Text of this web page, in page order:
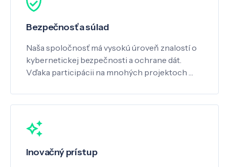
Bezpečnosť a súlad
Naša spoločnosť má vysokú úroveň znalostí o
kybernetickej bezpečnosti a ochrane dát.
Vďaka participácii na mnohých projektoch …
Inovačný prístup